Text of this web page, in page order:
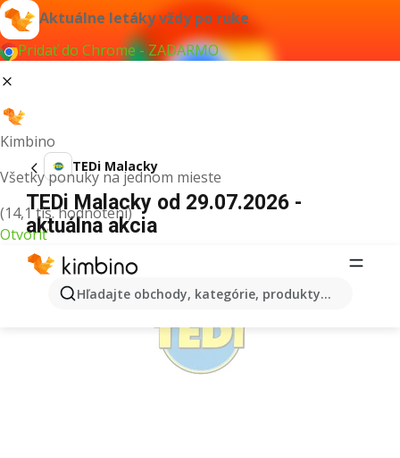
Aktuálne letáky vždy po ruke
Pridať do Chrome - ZADARMO
Kimbino
Všetky ponuky na jednom mieste
(14,1 tis. hodnotení)
Otvoriť
Hľadajte obchody, kategórie, produkty...
TEDi Malacky
TEDi Malacky od 29.07.2026 -
aktuálna akcia